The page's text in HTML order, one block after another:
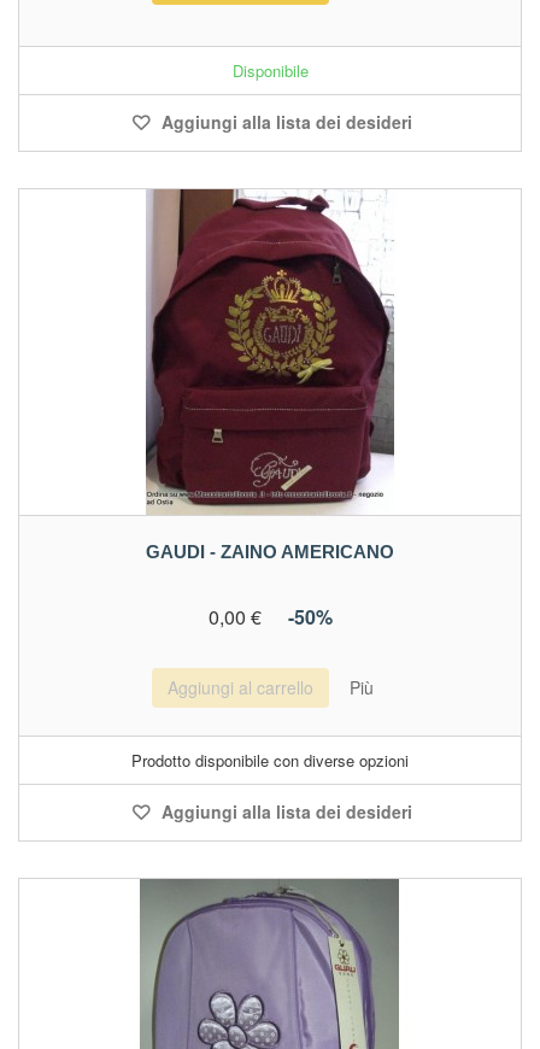
Disponibile
Aggiungi alla lista dei desideri
GAUDI - ZAINO AMERICANO
0,00 € -50%
Aggiungi al carrello Più
Prodotto disponibile con diverse opzioni
Aggiungi alla lista dei desideri